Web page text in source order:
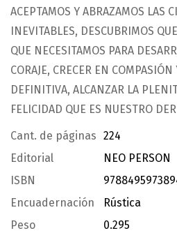
ACEPTAMOS Y ABRAZAMOS LAS
INEVITABLES, DESCUBRIMOS
QUE NECESITAMOS PARA
CORAJE, CRECER EN
DEFINITIVA, ALCANZAR LA
FELICIDAD QUE ES NUESTRO
Cant. de páginas 224
Editorial
NEO PERSON
ISBN
Encuadernación
Rústica
Peso
0.295